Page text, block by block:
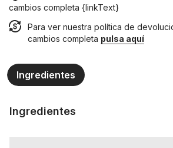
cambios completa {linkText}
Para ver nuestra política de
cambios completa pulsa aquí
Ingredientes
Ingredientes